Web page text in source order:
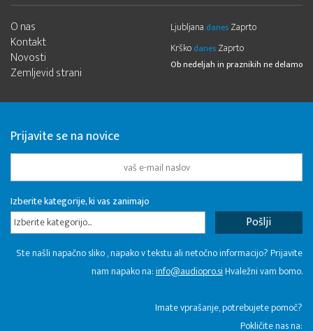
O nas
Kontakt
Novosti
Zemljevid strani
Ljubljana danes Zaprto
Krško danes Zaprto
Ob nedeljah in praznikih ne delamo
Prijavite se na novice
Izberite kategorije, ki vas zanimajo
Izberite kategorijo...
Ste našli napačno sliko , napako v tekstu ali netočno informacijo? Prijavite
nam napako na:info@audiopro.siHvaležni vam bomo.
Imate vprašanje, potrebujete pomoč?
Pokličite nas na: